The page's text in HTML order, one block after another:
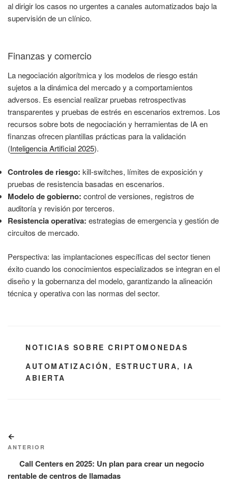
al dirigir los casos no urgentes a canales automatizados bajo la
supervisión de un clínico.
Finanzas y comercio
La negociación algorítmica y los modelos de riesgo están
sujetos a la dinámica del mercado y a comportamientos
adversos. Es esencial realizar pruebas retrospectivas
transparentes y pruebas de estrés en escenarios extremos. Los
recursos sobre bots de negociación y herramientas de IA en
finanzas ofrecen plantillas prácticas para la validación
(Inteligencia Artificial 2025).
Controles de riesgo: kill-switches, límites de exposición y
pruebas de resistencia basadas en escenarios.
Modelo de gobierno: control de versiones, registros de
auditoría y revisión por terceros.
Resistencia operativa: estrategias de emergencia y gestión de
circuitos de mercado.
Perspectiva: las implantaciones específicas del sector tienen
éxito cuando los conocimientos especializados se integran en el
diseño y la gobernanza del modelo, garantizando la alineación
técnica y operativa con las normas del sector.
CATEGORÍAS
NOTICIAS SOBRE CRIPTOMONEDAS
ETIQUETAS
AUTOMATIZACIÓN , ESTRUCTURA,IA
ABIERTA
de
entradas
anterior:
ANTERIOR
Call Centers en 2025: Un plan para crear un negocio
rentable de centros de llamadas